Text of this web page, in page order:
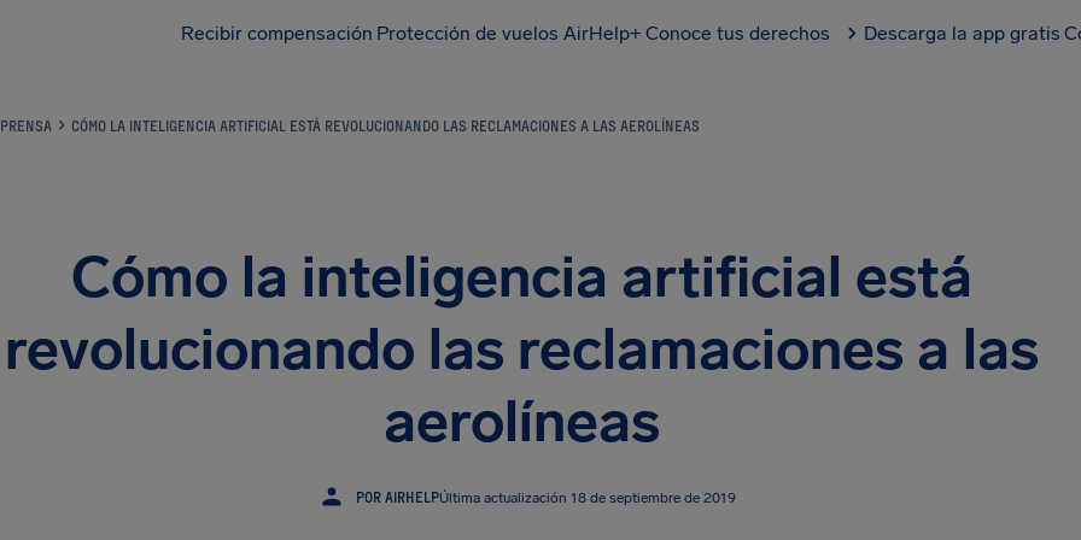
Recibir compensación Protección de vuelos AirHelp+ Conoce tus derechos Descarga la app gratis
PRENSA CÓMO LA INTELIGENCIA ARTIFICIAL ESTÁ REVOLUCIONANDO LAS RECLAMACIONES A LAS AEROLÍNEAS
Cómo la inteligencia artificial está
revolucionando las reclamaciones a las
aerolíneas
POR AIRHELPÚltima actualización 18 de septiembre de 2019